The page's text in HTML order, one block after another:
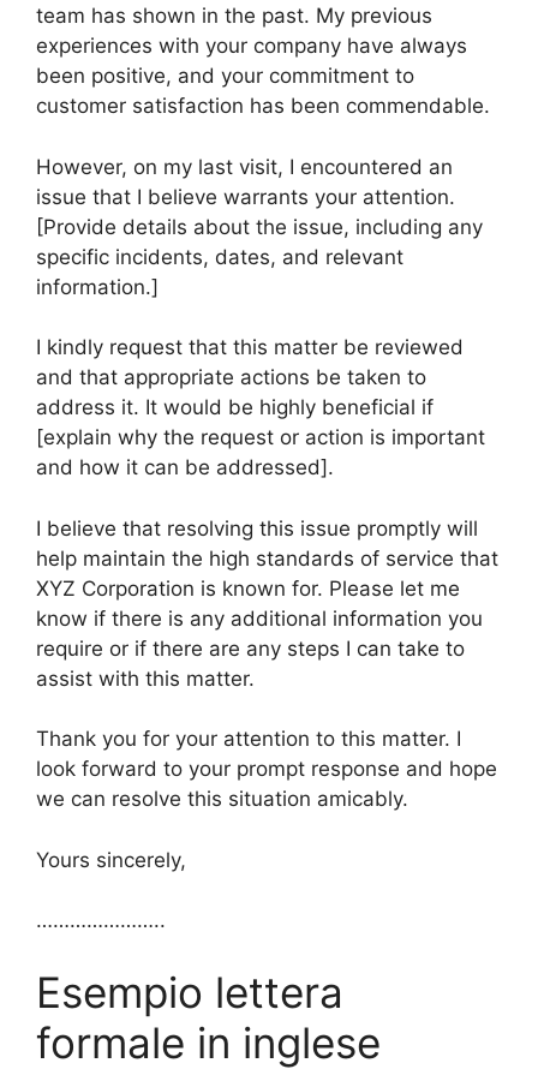
team has shown in the past. My previous
experiences with your company have always
been positive, and your commitment to
customer satisfaction has been commendable.
However, on my last visit, I encountered an
issue that I believe warrants your attention.
[Provide details about the issue, including any
specific incidents, dates, and relevant
information.]
I kindly request that this matter be reviewed
and that appropriate actions be taken to
address it. It would be highly beneficial if
[explain why the request or action is important
and how it can be addressed].
I believe that resolving this issue promptly will
help maintain the high standards of service that
XYZ Corporation is known for. Please let me
know if there is any additional information you
require or if there are any steps I can take to
assist with this matter.
Thank you for your attention to this matter. I
look forward to your prompt response and hope
we can resolve this situation amicably.
Yours sincerely,
…………………..
Esempio lettera
formale in inglese